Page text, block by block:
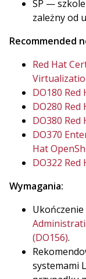
SP —
zależny od
Recommended
Red Hat
DO180
DO280
DO380
DO370
Hat
DO322
Wymagania:
Ukończenie
(DO156).
systemami